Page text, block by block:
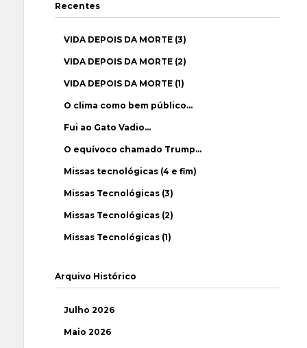
Recentes
VIDA DEPOIS DA MORTE (3)
VIDA DEPOIS DA MORTE (2)
VIDA DEPOIS DA MORTE (1)
O clima como bem público…
Fui ao Gato Vadio…
O equívoco chamado Trump…
Missas tecnológicas (4 e fim)
Missas Tecnológicas (3)
Missas Tecnológicas (2)
Missas Tecnológicas (1)
Arquivo Histórico
Julho 2026
Maio 2026